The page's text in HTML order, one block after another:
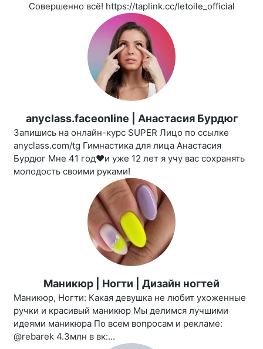
Совершенно всё! https://taplink.cc/letoile_official
anyclass.faceonline | Анастасия Бурдюг
Запишись на онлайн-курс SUPER Лицо по ссылке
anyclass.com/tg Гимнастика для лица Анастасия
Бурдюг Мне 41 год❤️и уже 12 лет я учу вас сохранять
молодость своими руками!
Маникюр | Ногти | Дизайн ногтей
Маникюр, Ногти: Какая девушка не любит ухоженные
ручки и красивый маникюр Мы делимся лучшими
идеями маникюра По всем вопросам и рекламе:
@rebarek 4.3млн в вк:...